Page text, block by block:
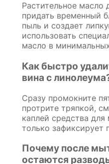
Растительное масло
придать временный
пыль и создает
использовать
масло в
Как быстро
вина с
Сразу промокните
протрите тряпкой,
каплей средства
только зафиксирует
Почему после
остаются